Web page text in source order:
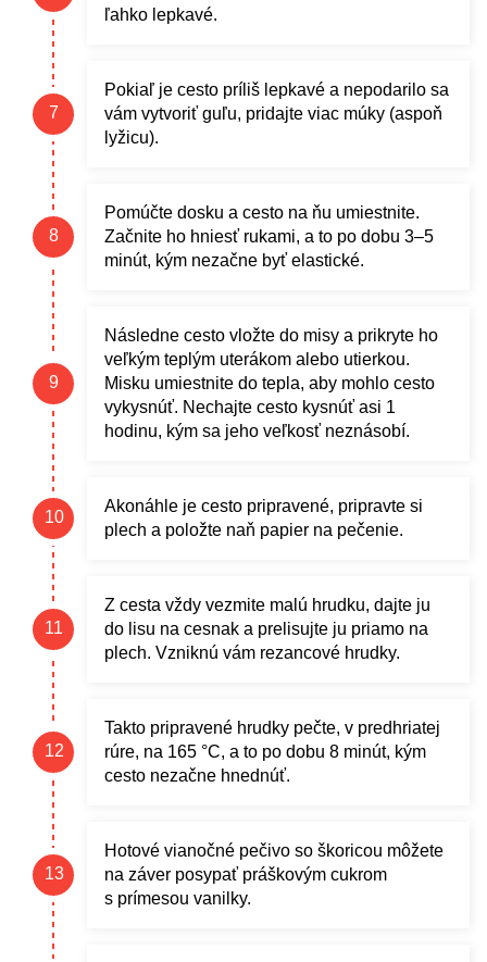
ľahko lepkavé.
Pokiaľ je cesto príliš lepkavé a nepodarilo sa
vám vytvoriť guľu, pridajte viac múky (aspoň
lyžicu).
Pomúčte dosku a cesto na ňu umiestnite.
Začnite ho hniesť rukami, a to po dobu 3–5
minút, kým nezačne byť elastické.
Následne cesto vložte do misy a prikryte ho
veľkým teplým uterákom alebo utierkou.
Misku umiestnite do tepla, aby mohlo cesto
vykysnúť. Nechajte cesto kysnúť asi 1
hodinu, kým sa jeho veľkosť neznásobí.
Akonáhle je cesto pripravené, pripravte si
plech a položte naň papier na pečenie.
Z cesta vždy vezmite malú hrudku, dajte ju
do lisu na cesnak a prelisujte ju priamo na
plech. Vzniknú vám rezancové hrudky.
Takto pripravené hrudky pečte, v predhriatej
rúre, na 165 °C, a to po dobu 8 minút, kým
cesto nezačne hnednúť.
Hotové vianočné pečivo so škoricou môžete
na záver posypať práškovým cukrom
s prímesou vanilky.